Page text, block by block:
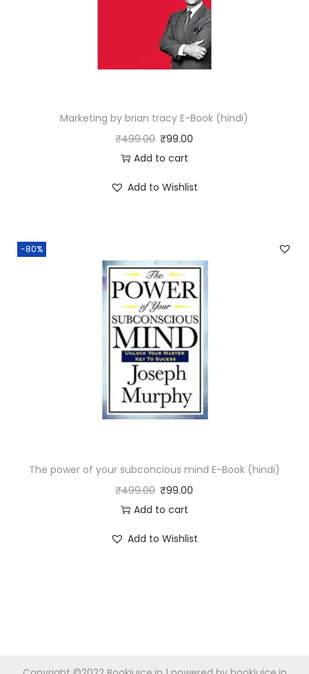
Marketing by brian tracy E-Book (hindi)
₹499.00 ₹99.00
Add to cart
Add to Wishlist
-80%
The power of your subconcious mind E-Book (hindi)
₹499.00 ₹99.00
Add to cart
Add to Wishlist